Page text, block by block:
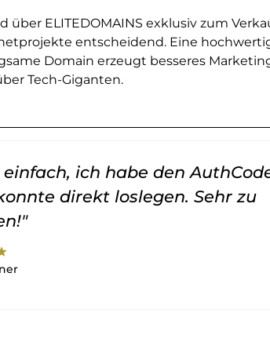
ELITEDOMAINS exklusiv zum
entscheidend. Eine
Domain erzeugt besseres
Tech-Giganten.
ich habe den
direkt loslegen. Sehr zu